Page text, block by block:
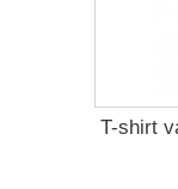
T-shirt